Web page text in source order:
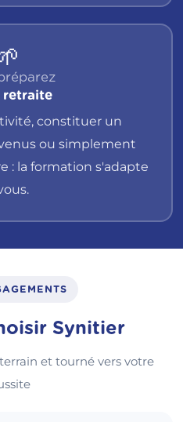
constituer un
ou simplement
: la formation s'adapte
Synitier
et tourné vers votre